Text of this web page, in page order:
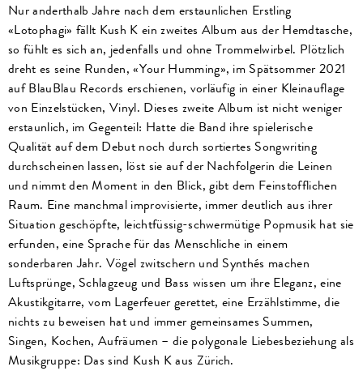
Nur anderthalb Jahre nach dem erstaunlichen Erstling
«Lotophagi» fällt Kush K ein zweites Album aus der Hemdtasche,
so fühlt es sich an, jedenfalls und ohne Trommelwirbel. Plötzlich
dreht es seine Runden, «Your Humming», im Spätsommer 2021
auf BlauBlau Records erschienen, vorläufig in einer Kleinauflage
von Einzelstücken, Vinyl. Dieses zweite Album ist nicht weniger
erstaunlich, im Gegenteil: Hatte die Band ihre spielerische
Qualität auf dem Debut noch durch sortiertes Songwriting
durchscheinen lassen, löst sie auf der Nachfolgerin die Leinen
und nimmt den Moment in den Blick, gibt dem Feinstofflichen
Raum. Eine manchmal improvisierte, immer deutlich aus ihrer
Situation geschöpfte, leichtfüssig-schwermütige Popmusik hat sie
erfunden, eine Sprache für das Menschliche in einem
sonderbaren Jahr. Vögel zwitschern und Synthés machen
Luftsprünge, Schlagzeug und Bass wissen um ihre Eleganz, eine
Akustikgitarre, vom Lagerfeuer gerettet, eine Erzählstimme, die
nichts zu beweisen hat und immer gemeinsames Summen,
Singen, Kochen, Aufräumen – die polygonale Liebesbeziehung als
Musikgruppe: Das sind Kush K aus Zürich.